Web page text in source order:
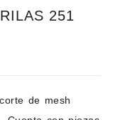
251
de mesh